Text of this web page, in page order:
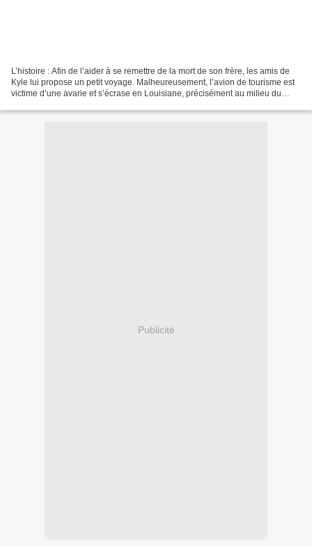
L’histoire : Afin de l’aider à se remettre de la mort de son frère, les amis de
Kyle lui propose un petit voyage. Malheureusement, l’avion de tourisme est
victime d’une avarie et s’écrase en Louisiane, précisément au milieu du
Publicité